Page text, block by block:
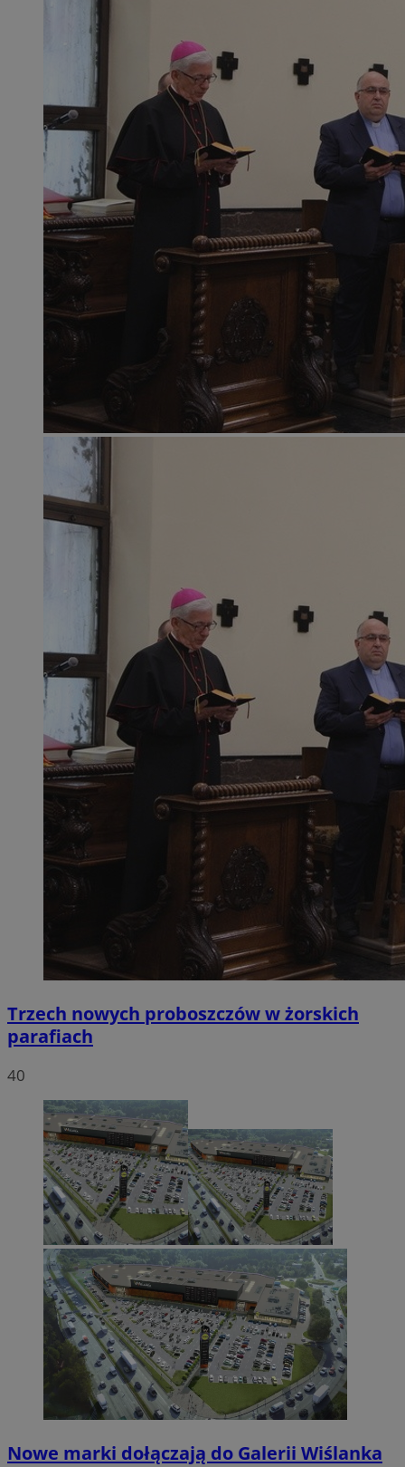
Trzech nowych proboszczów w żorskich
parafiach
40
Nowe marki dołączają do Galerii Wiślanka